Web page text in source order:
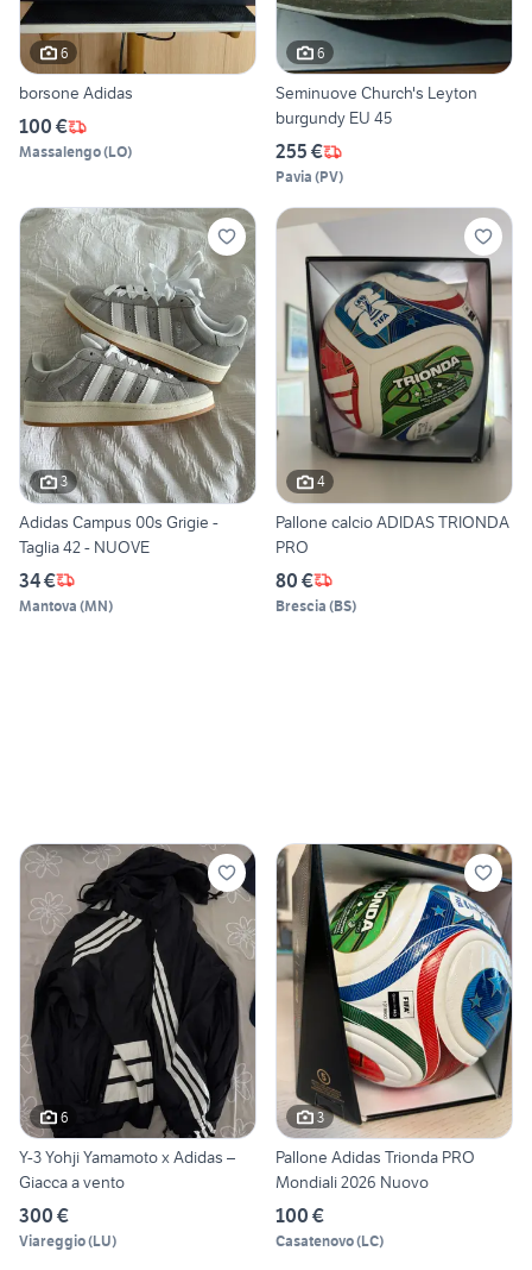
6
borsone Adidas
100 €
Massalengo(LO)
6
Seminuove Church's Leyton
burgundy EU 45
255 €
Pavia (PV)
3
Adidas Campus 00s Grigie -
Taglia 42 - NUOVE
34 €
Mantova (MN)
4
Pallone calcio ADIDAS TRIONDA
PRO
80 €
Brescia (BS)
6
Y-3 Yohji Yamamoto x Adidas –
Giacca a vento
300 €
Viareggio(LU)
3
Pallone Adidas Trionda PRO
Mondiali 2026 Nuovo
100 €
Casatenovo(LC)